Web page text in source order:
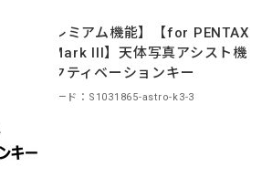
【プレミアム機能】【for PENTAX
K-3 Mark III】天体写真アシスト機
能アクティベーションキー
商品コード：S1031865-astro-k3-3